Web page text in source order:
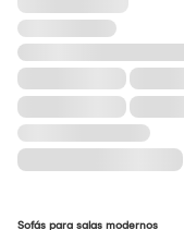
Sofás para salas modernos